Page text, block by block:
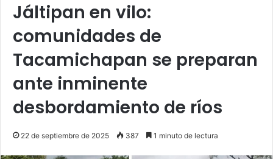
Jáltipan en vilo:
comunidades de
Tacamichapan se preparan
ante inminente
desbordamiento de ríos
22 de septiembre de 2025 387 1 minuto de lectura